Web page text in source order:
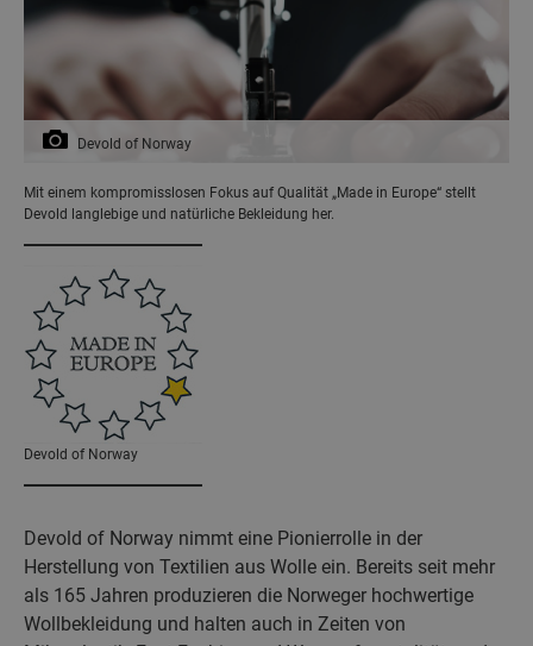
Devold of Norway
Mit einem kompromisslosen Fokus auf Qualität „Made in Europe“ stellt
Devold langlebige und natürliche Bekleidung her.
Devold of Norway
Devold of Norway nimmt eine Pionierrolle in der
Herstellung von Textilien aus Wolle ein. Bereits seit mehr
als 165 Jahren produzieren die Norweger hochwertige
Wollbekleidung und halten auch in Zeiten von